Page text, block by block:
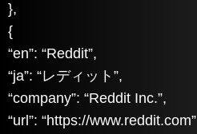
},
{
“en”: “Reddit”,
“ja”: “レディット”,
“company”: “Reddit Inc.”,
“url”: “https://www.reddit.com”